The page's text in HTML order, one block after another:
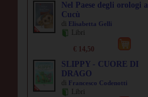
Nel Paese degli orologi a
Cucù
di Elisabetta Gelli
Libri
€ 14,50
SLIPPY - CUORE DI
DRAGO
di Francesco Codenotti
Libri